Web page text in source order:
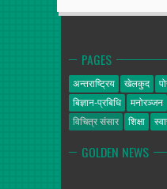
PAGES
अन्तराष्ट्रिय खेलकुद
बिज्ञान-प्रबिधि
मनोरञ्जन
विचित्र संसार
शिक्षा
GOLDEN NEWS